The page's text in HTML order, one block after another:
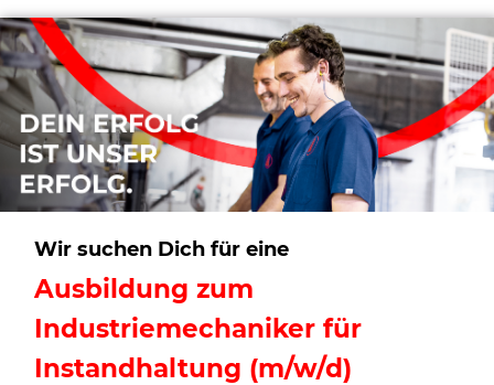
Wir suchen Dich für eine
Ausbildung zum
Industriemechaniker für
Instandhaltung (m/w/d)